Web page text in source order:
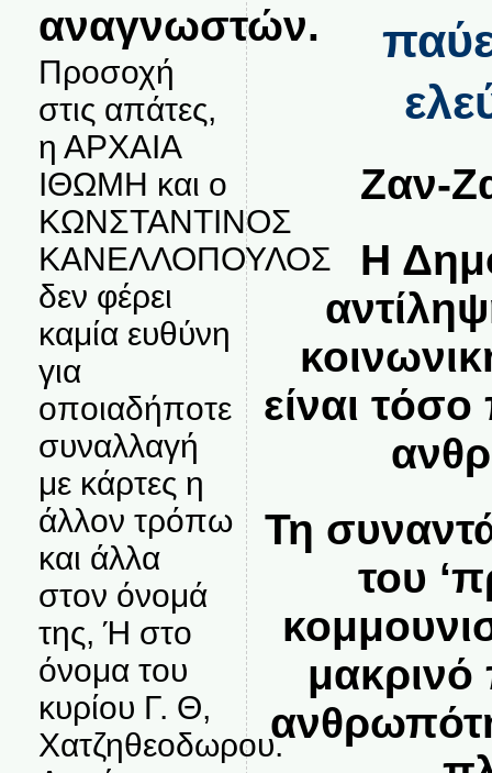
αναγνωστών.
Προσοχή
στις απάτες,
η ΑΡΧΑΙΑ
ΙΘΩΜΗ και ο
ΚΩΝΣΤΑΝΤΙΝΟΣ
ΚΑΝΕΛΛΟΠΟΥΛΟΣ
δεν φέρει
καμία ευθύνη
για
οποιαδήποτε
συναλλαγή
με κάρτες η
άλλον τρόπω
και άλλα
στον όνομά
της, Ή στο
όνομα του
κυρίου Γ. Θ,
Χατζηθεοδωρου.
Ζαν-
Η
είναι
Τη
του
μακρινό